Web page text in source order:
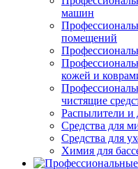
машин
помещений
кожей и
чистящие
Распылители и
Средства для
Средства для
Химия для